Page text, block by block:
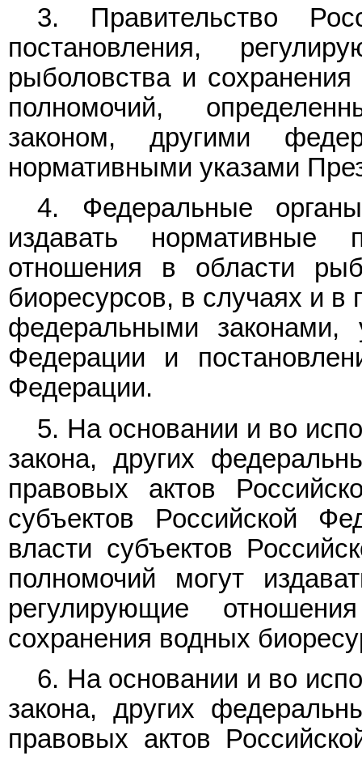
3. Правительство
постановления,
рыболовства и
полномочий,
законом, другими
нормативными указами
4. Федеральные
издавать нормативные
отношения в области
биоресурсов, в случаях и
федеральными законами,
Федерации и
Федерации.
5. На основании и во
закона, других
правовых актов
субъектов Российской
власти субъектов
полномочий могут
регулирующие
сохранения водных
6. На основании и во
закона, других
правовых актов